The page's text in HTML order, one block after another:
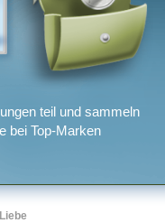
teil und sammeln
bei Top-Marken